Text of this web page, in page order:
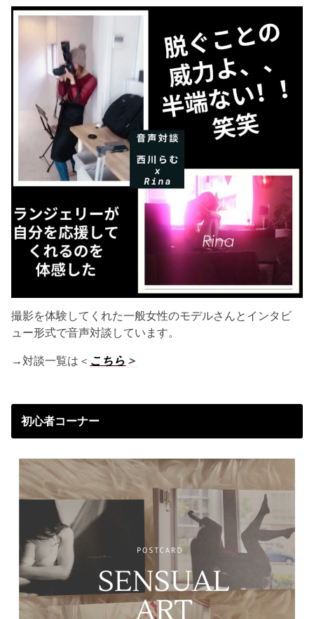
撮影を体験してくれた一般女性のモデルさんとインタビ
ュー形式で音声対談しています。
→対談一覧は＜ こちら ＞
初心者コーナー